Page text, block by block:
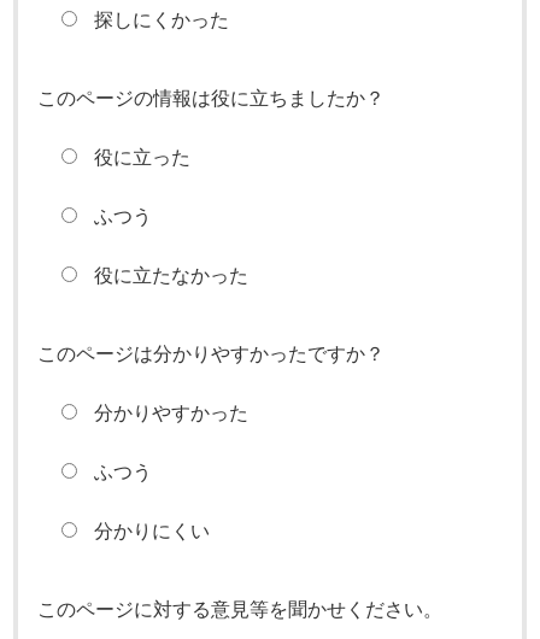
探しにくかった
このページの情報は役に立ちましたか？
役に立った
ふつう
役に立たなかった
このページは分かりやすかったですか？
分かりやすかった
ふつう
分かりにくい
このページに対する意見等を聞かせください。